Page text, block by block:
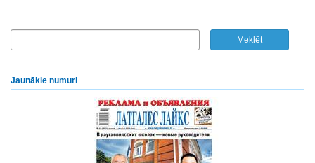
Jaunākie numuri